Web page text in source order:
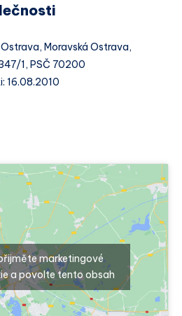
Moravská Ostrava,
1, PSČ 70200
16.08.2010
marketingové
a povolte tento obsah